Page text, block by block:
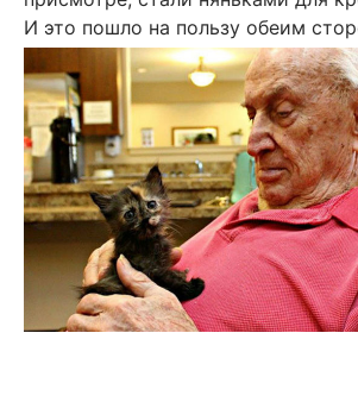
И это пошло на пользу обеим